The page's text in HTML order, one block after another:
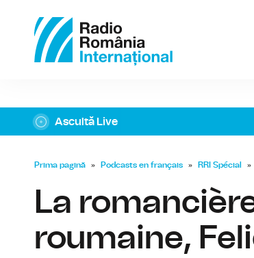
Ascultă Live
Prima pagină » Podcasts en français » RRI Spécial »
La
roumaine,